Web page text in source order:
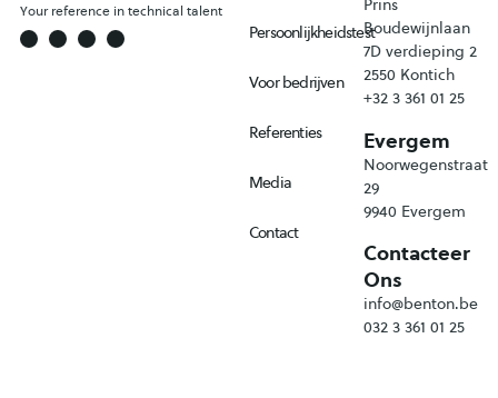
Your reference in technical talent
Persoonlijkheidstest
Voor bedrijven
Referenties
Media
Contact
Prins
Boudewijnlaan
7D verdieping 2
2550 Kontich
+32 3 361 01 25
Evergem
Noorwegenstraat
29
9940 Evergem
Contacteer
Ons
info@benton.be
032 3 361 01 25